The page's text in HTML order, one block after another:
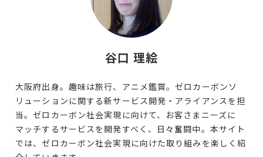
谷口 理絵
大阪府出身。趣味は旅行、アニメ鑑賞。ゼロカーボンソ
リューションに関する新サービス開発・アライアンスを担
当。ゼロカーボン社会実現に向けて、お客さまニーズに
マッチするサービスを開発すべく、日々奮闘中。本サイト
では、ゼロカーボン社会実現に向けた取り組みを楽しく紹